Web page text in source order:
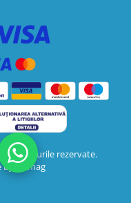
drepturile rezervate.
by Gomag